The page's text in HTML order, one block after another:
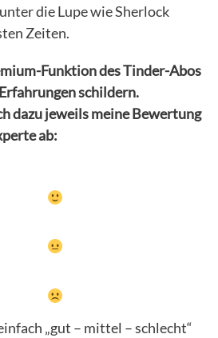
die Lupe wie Sherlock
Zeiten.
Funktion des Tinder-Abos
schildern.
dazu jeweils meine Bewertung
ab:
„gut – mittel – schlecht“